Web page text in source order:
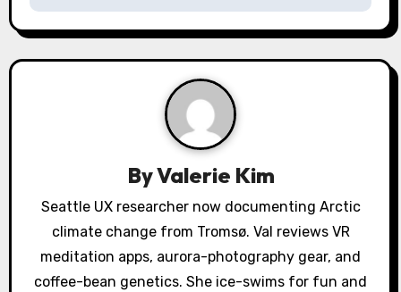
v
i
n
ByValerie Kim
Seattle UX researcher now documenting Arctic
climate change from Tromsø. Val reviews VR
meditation apps, aurora-photography gear, and
coffee-bean genetics. She ice-swims for fun and